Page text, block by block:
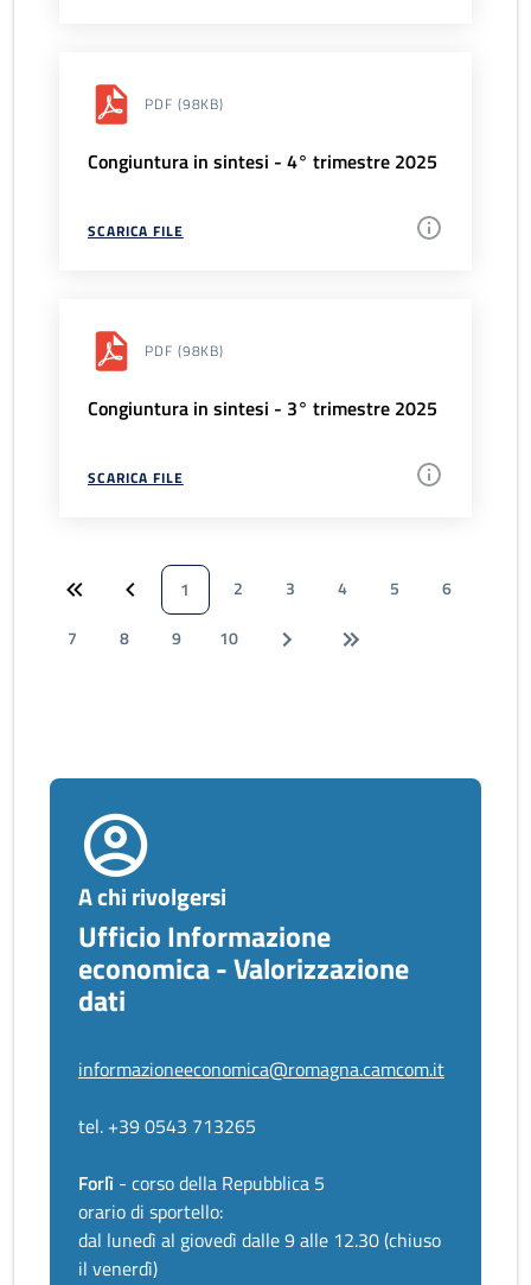
PDF (98KB)
Congiuntura in sintesi - 4° trimestre 2025
SCARICA FILE
PDF (98KB)
Congiuntura in sintesi - 3° trimestre 2025
SCARICA FILE
1 2 3 4 5
6
7
8 9 10
A chi rivolgersi
Ufficio Informazione
economica - Valorizzazione
dati
informazioneeconomica@romagna.camcom.it
tel. +39 0543 713265
Forlì - corso della Repubblica 5
orario di sportello:
dal lunedì al giovedì dalle 9 alle 12.30 (chiuso
il venerdì)